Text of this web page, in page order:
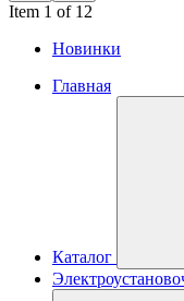
Item 1 of 12
Новинки
Главная
Каталог